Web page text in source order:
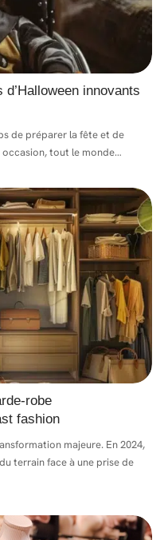
innovants
de préparer la fête et de
tout le monde…
robe
fashion
majeure. En 2024,
terrain face à une prise de